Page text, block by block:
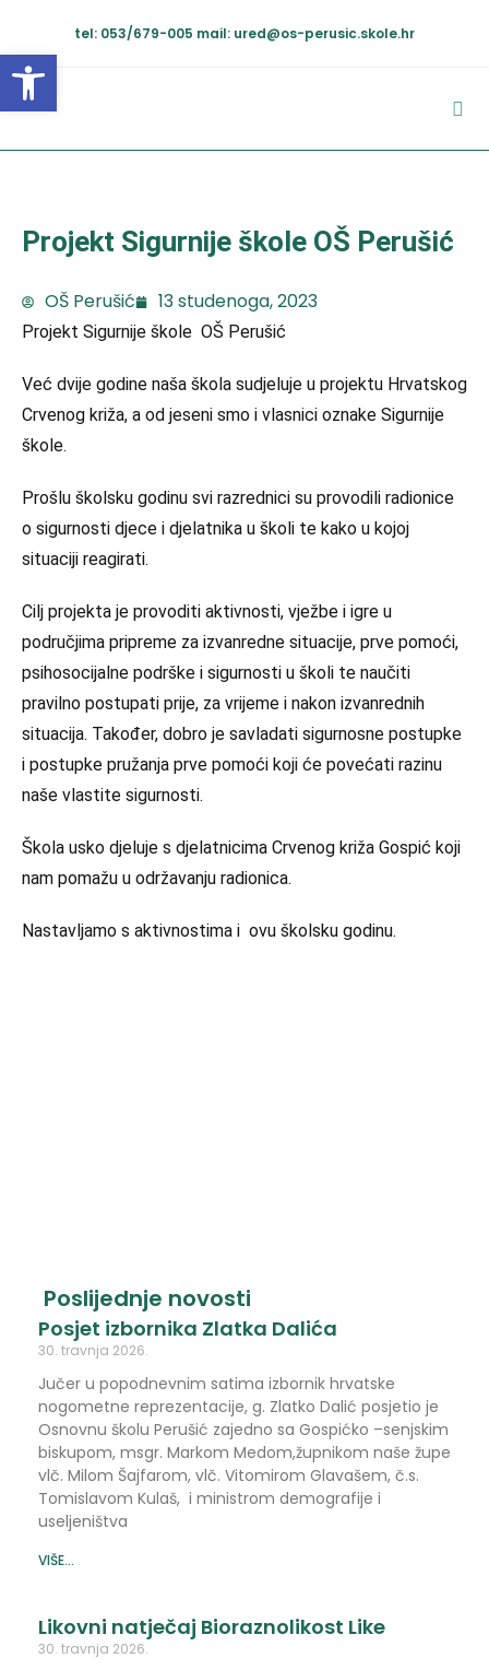
Open toolbar
tel: 053/679-005 mail: ured@os-perusic.skole.hr
Projekt Sigurnije škole OŠ Perušić
OŠ Perušić 13 studenoga, 2023
Projekt Sigurnije škole OŠ Perušić
Već dvije godine naša škola sudjeluje u projektu Hrvatskog
Crvenog križa, a od jeseni smo i vlasnici oznake Sigurnije
škole.
Prošlu školsku godinu svi razrednici su provodili radionice
o sigurnosti djece i djelatnika u školi te kako u kojoj
situaciji reagirati.
Cilj projekta je provoditi aktivnosti, vježbe i igre u
područjima pripreme za izvanredne situacije, prve pomoći,
psihosocijalne podrške i sigurnosti u školi te naučiti
pravilno postupati prije, za vrijeme i nakon izvanrednih
situacija. Također, dobro je savladati sigurnosne postupke
i postupke pružanja prve pomoći koji će povećati razinu
naše vlastite sigurnosti.
Škola usko djeluje s djelatnicima Crvenog križa Gospić koji
nam pomažu u održavanju radionica.
Nastavljamo s aktivnostima i ovu školsku godinu.
Poslijednje novosti
Posjet izbornika Zlatka Dalića
30. travnja 2026.
Jučer u popodnevnim satima izbornik hrvatske
nogometne reprezentacije, g. Zlatko Dalić posjetio je
Osnovnu školu Perušić zajedno sa Gospićko –senjskim
biskupom, msgr. Markom Medom,župnikom naše župe
vlč. Milom Šajfarom, vlč. Vitomirom Glavašem, č.s.
Tomislavom Kulaš, i ministrom demografije i
useljeništva
VIŠE...
Likovni natječaj Bioraznolikost Like
30. travnja 2026.